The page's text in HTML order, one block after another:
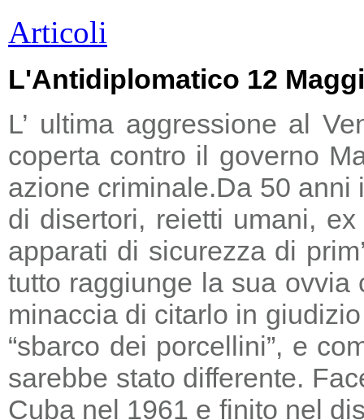
Articoli
L'Antidiplomatico 12
L’ ultima aggressione al
coperta contro il governo
azione criminale.Da 50 anni
di disertori, reietti umani,
apparati di sicurezza di
tutto raggiunge la sua
minaccia di citarlo in
“sbarco dei porcellini”, e
sarebbe stato differente.
Cuba nel 1961 e finito nel